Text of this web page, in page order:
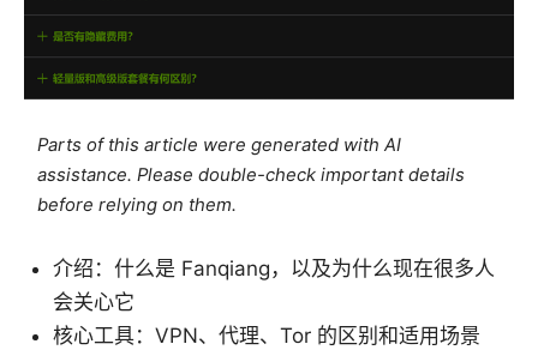
Parts of this article were generated with AI
assistance. Please double-check important details
before relying on them.
介绍：什么是 Fanqiang，以及为什么现在很多人
会关心它
核心工具：VPN、代理、Tor 的区别和适用场景